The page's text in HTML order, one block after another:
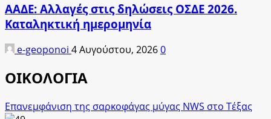
ΑΑΔΕ: Αλλαγές στις δηλώσεις ΟΣΔΕ 2026.
Καταληκτική ημερομηνία
e-geoponoi 4 Αυγούστου, 20260
ΟΙΚΟΛΟΓΙΑ
Επανεμφάνιση της σαρκοφάγας μύγας NWS στο Τέξας